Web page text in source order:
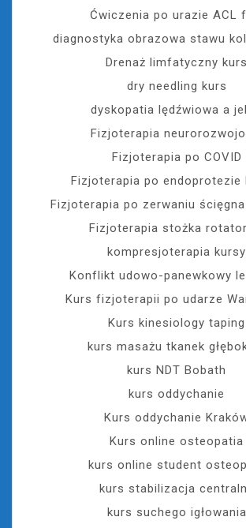
Ćwiczenia po urazie ACL
diagnostyka obrazowa stawu
Drenaż limfatyczny kurs
dry needling kurs
dyskopatia lędźwiowa a
Fizjoterapia
Fizjoterapia po COVID
Fizjoterapia po endoprotezie
Fizjoterapia po zerwaniu
Fizjoterapia stożka
kompresjoterapia kursy
Konflikt udowo-panewkowy
Kurs fizjoterapii po udarze
Kurs kinesiology taping
kurs masażu tkanek
kurs NDT Bobath
kurs oddychanie
Kurs oddychanie
Kurs online osteopatia
kurs online student
kurs stabilizacja
kurs suchego igłowania